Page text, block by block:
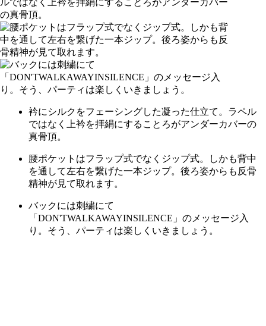
衿にシルクをフェーシングした凝った仕立て。ラペル
ではなく上衿を拝絹にすることろがアンダーカバーの
真骨頂。
腰ポケットはフラップ式でなくジップ式。しかも背中
を通して左右を繋げた一本ジップ。後ろ姿からも反骨
精神が見て取れます。
バックには刺繍にて
「DON'TWALKAWAYINSILENCE」のメッセージ入
り。そう、パーティは楽しくいきましょう。